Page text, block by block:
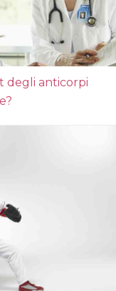
degli anticorpi